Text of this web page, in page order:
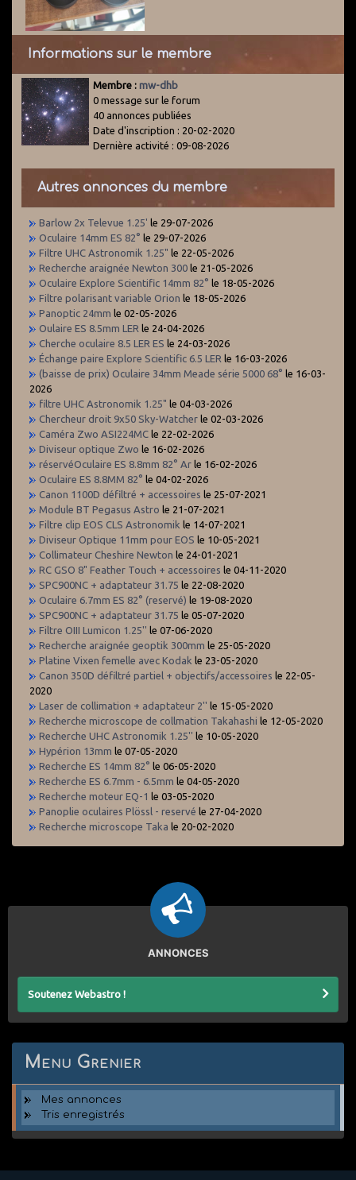
Informations sur le membre
Membre : mw-dhb
0 message sur le forum
40 annonces publiées
Date d'inscription : 20-02-2020
Dernière activité : 09-08-2026
Autres annonces du membre
Barlow 2x Televue 1.25' le 29-07-2026
Oculaire 14mm ES 82° le 29-07-2026
Filtre UHC Astronomik 1.25" le 22-05-2026
Recherche araignée Newton 300 le 21-05-2026
Oculaire Explore Scientific 14mm 82° le 18-05-2026
Filtre polarisant variable Orion le 18-05-2026
Panoptic 24mm le 02-05-2026
Oulaire ES 8.5mm LER le 24-04-2026
Cherche oculaire 8.5 LER ES le 24-03-2026
Échange paire Explore Scientific 6.5 LER le 16-03-2026
(baisse de prix) Oculaire 34mm Meade série 5000 68° le 16-03-
2026
filtre UHC Astronomik 1.25" le 04-03-2026
Chercheur droit 9x50 Sky-Watcher le 02-03-2026
Caméra Zwo ASI224MC le 22-02-2026
Diviseur optique Zwo le 16-02-2026
réservéOculaire ES 8.8mm 82° Ar le 16-02-2026
Oculaire ES 8.8MM 82° le 04-02-2026
Canon 1100D défiltré + accessoires le 25-07-2021
Module BT Pegasus Astro le 21-07-2021
Filtre clip EOS CLS Astronomik le 14-07-2021
Diviseur Optique 11mm pour EOS le 10-05-2021
Collimateur Cheshire Newton le 24-01-2021
RC GSO 8" Feather Touch + accessoires le 04-11-2020
SPC900NC + adaptateur 31.75 le 22-08-2020
Oculaire 6.7mm ES 82° (reservé) le 19-08-2020
SPC900NC + adaptateur 31.75 le 05-07-2020
Filtre OIII Lumicon 1.25'' le 07-06-2020
Recherche araignée geoptik 300mm le 25-05-2020
Platine Vixen femelle avec Kodak le 23-05-2020
Canon 350D défiltré partiel + objectifs/accessoires le 22-05-
2020
Laser de collimation + adaptateur 2'' le 15-05-2020
Recherche microscope de collmation Takahashi le 12-05-2020
Recherche UHC Astronomik 1.25'' le 10-05-2020
Hypérion 13mm le 07-05-2020
Recherche ES 14mm 82° le 06-05-2020
Recherche ES 6.7mm - 6.5mm le 04-05-2020
Recherche moteur EQ-1 le 03-05-2020
Panoplie oculaires Plössl - reservé le 27-04-2020
Recherche microscope Taka le 20-02-2020
ANNONCES
Soutenez Webastro !
Menu Grenier
Mes annonces
Tris enregistrés